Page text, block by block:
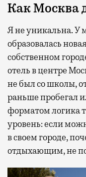
Как Москва
Я не уникальна. У
образовалась
собственном
отель в центре
не был со школы,
раньше пробегал
форматом логика
уровень: если
в своем городе,
отдыхающим, не